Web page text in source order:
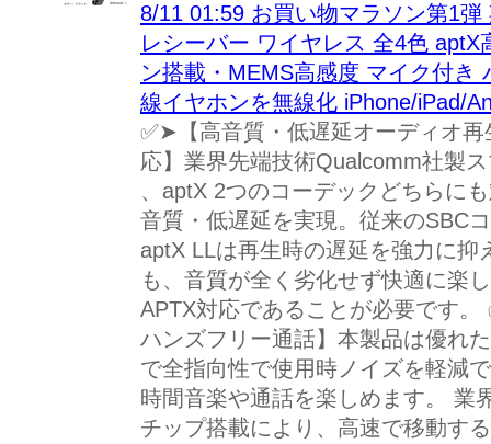
8/11 01:59 お買い物マラソン第1
レシーバー ワイヤレス 全4色
ン搭載・MEMS高感度 マイク付き
線イヤホンを無線化 iPhone/iPad/
✅➤【高音質・低遅延オーディオ
応】業界先端技術Qualcomm社製
、aptX 2つのコーデックどちらに
音質・低遅延を実現。従来のSBC
aptX LLは再生時の遅延を強力に
も、音質が全く劣化せず快適に楽
APTX対応であることが必要です
ハンズフリー通話】本製品は優れ
で全指向性で使用時ノイズを軽減
時間音楽や通話を楽しめます。 業
チップ搭載により、高速で移動す